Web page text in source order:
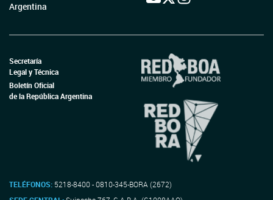
Argentina
Secretaría
Legal y Técnica
Boletín Oficial
de la República Argentina
TELÉFONOS: 5218-8400 - 0810-345-BORA (2672)